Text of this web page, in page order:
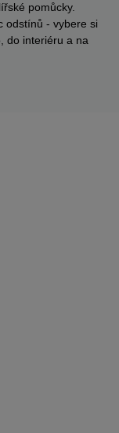
pomůcky.
odstínů - vybere si
do interiéru a na